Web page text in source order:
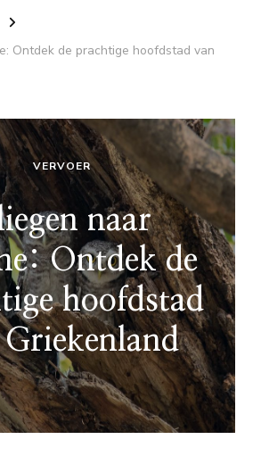
Ontdek de prachtige hoofdstad van
VERVOER
naar
Ontdek de
hoofdstad